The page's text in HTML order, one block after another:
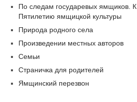
По следам государевых ямщиков. К
Пятилетию ямщицкой культуры
Природа родного села
Произведении местных авторов
Семьи
Страничка для родителей
Ямщинский перезвон